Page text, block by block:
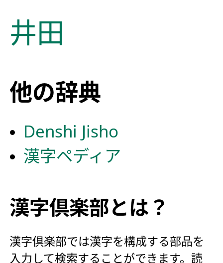
井田
他の辞典
Denshi Jisho
漢字ペディア
漢字倶楽部とは？
漢字倶楽部では漢字を構成する部品を
入力して検索することができます。読